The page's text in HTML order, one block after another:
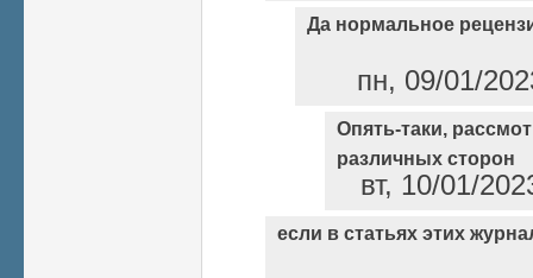
Да нормальное
пн, 09/01/
Опять-таки,
различных сторон
вт, 10/01/
если в статьях этих